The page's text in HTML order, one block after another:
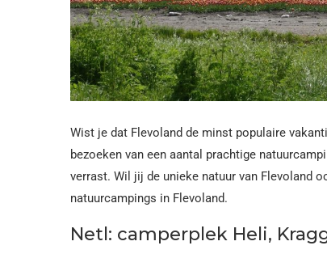
Wist je dat Flevoland de minst populaire
bezoeken van een aantal prachtige
verrast. Wil jij de unieke natuur van Flevoland
natuurcampings in Flevoland.
Netl: camperplek Heli,